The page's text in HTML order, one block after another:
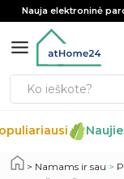
Nauja elektroninė
Namams ir sau >